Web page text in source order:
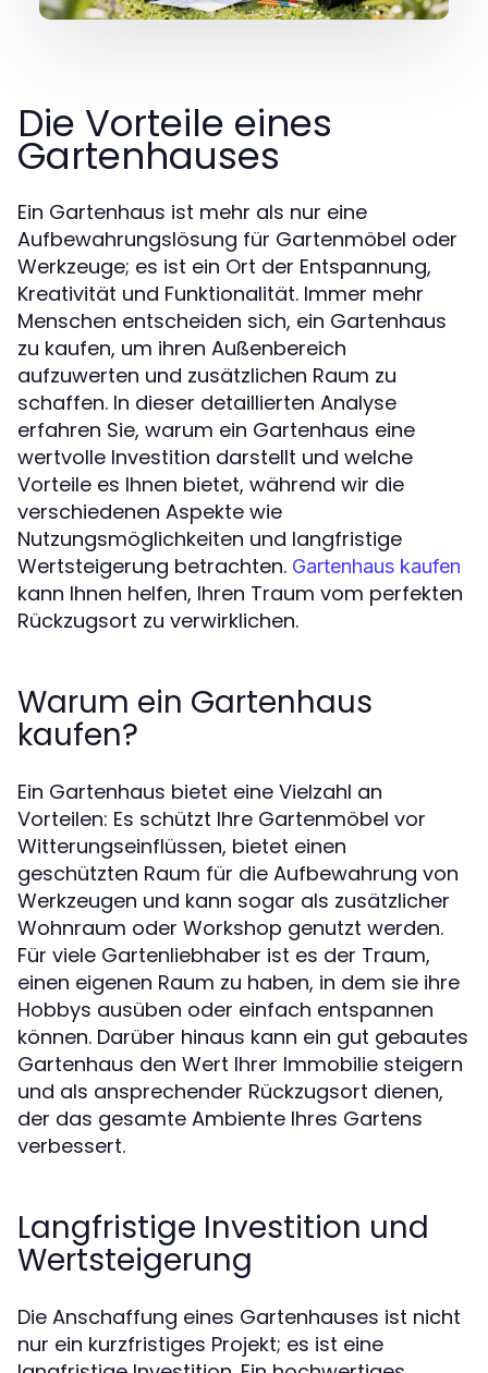
Die Vorteile eines
Gartenhauses
Ein Gartenhaus ist mehr als nur eine
Aufbewahrungslösung für Gartenmöbel oder
Werkzeuge; es ist ein Ort der Entspannung,
Kreativität und Funktionalität. Immer mehr
Menschen entscheiden sich, ein Gartenhaus
zu kaufen, um ihren Außenbereich
aufzuwerten und zusätzlichen Raum zu
schaffen. In dieser detaillierten Analyse
erfahren Sie, warum ein Gartenhaus eine
wertvolle Investition darstellt und welche
Vorteile es Ihnen bietet, während wir die
verschiedenen Aspekte wie
Nutzungsmöglichkeiten und langfristige
Wertsteigerung betrachten. Gartenhaus kaufen
kann Ihnen helfen, Ihren Traum vom perfekten
Rückzugsort zu verwirklichen.
Warum ein Gartenhaus
kaufen?
Ein Gartenhaus bietet eine Vielzahl an
Vorteilen: Es schützt Ihre Gartenmöbel vor
Witterungseinflüssen, bietet einen
geschützten Raum für die Aufbewahrung von
Werkzeugen und kann sogar als zusätzlicher
Wohnraum oder Workshop genutzt werden.
Für viele Gartenliebhaber ist es der Traum,
einen eigenen Raum zu haben, in dem sie ihre
Hobbys ausüben oder einfach entspannen
können. Darüber hinaus kann ein gut gebautes
Gartenhaus den Wert Ihrer Immobilie steigern
und als ansprechender Rückzugsort dienen,
der das gesamte Ambiente Ihres Gartens
verbessert.
Langfristige Investition und
Wertsteigerung
Die Anschaffung eines Gartenhauses ist nicht
nur ein kurzfristiges Projekt; es ist eine